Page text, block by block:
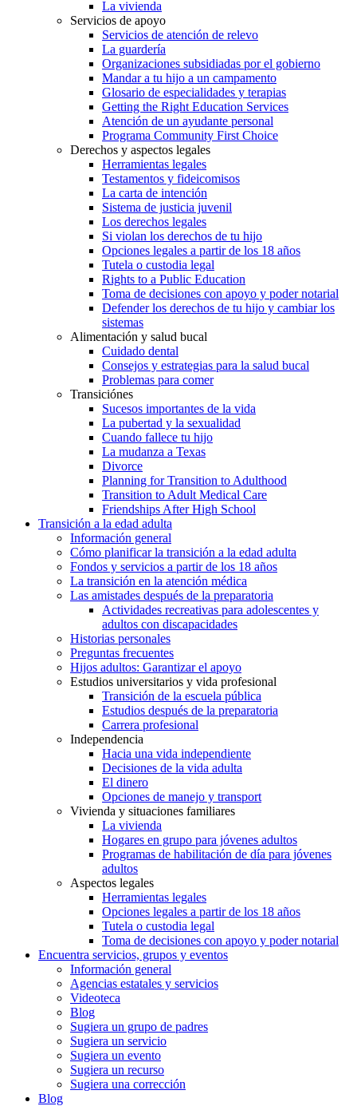
La vivienda
Servicios de apoyo
Servicios de atención de relevo
La guardería
Organizaciones subsidiadas por el gobierno
Mandar a tu hijo a un campamento
Glosario de especialidades y terapias
Getting the Right Education Services
Atención de un ayudante personal
Programa Community First Choice
Derechos y aspectos legales
Herramientas legales
Testamentos y fideicomisos
La carta de intención
Sistema de justicia juvenil
Los derechos legales
Si violan los derechos de tu hijo
Opciones legales a partir de los 18 años
Tutela o custodia legal
Rights to a Public Education
Toma de decisiones con apoyo y poder notarial
Defender los derechos de tu hijo y cambiar los
sistemas
Alimentación y salud bucal
Cuidado dental
Consejos y estrategias para la salud bucal
Problemas para comer
Transiciónes
Sucesos importantes de la vida
La pubertad y la sexualidad
Cuando fallece tu hijo
La mudanza a Texas
Divorce
Planning for Transition to Adulthood
Transition to Adult Medical Care
Friendships After High School
Transición a la edad adulta
Información general
Cómo planificar la transición a la edad adulta
Fondos y servicios a partir de los 18 años
La transición en la atención médica
Las amistades después de la preparatoria
Actividades recreativas para adolescentes y
adultos con discapacidades
Historias personales
Preguntas frecuentes
Hijos adultos: Garantizar el apoyo
Estudios universitarios y vida profesional
Transición de la escuela pública
Estudios después de la preparatoria
Carrera profesional
Independencia
Hacia una vida independiente
Decisiones de la vida adulta
El dinero
Opciones de manejo y transport
Vivienda y situaciones familiares
La vivienda
Hogares en grupo para jóvenes adultos
Programas de habilitación de día para jóvenes
adultos
Aspectos legales
Herramientas legales
Opciones legales a partir de los 18 años
Tutela o custodia legal
Toma de decisiones con apoyo y poder notarial
Encuentra servicios, grupos y eventos
Información general
Agencias estatales y servicios
Videoteca
Blog
Sugiera un grupo de padres
Sugiera un servicio
Sugiera un evento
Sugiera un recurso
Sugiera una corrección
Blog